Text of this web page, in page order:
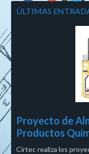
ÚLTIMAS
Proyecto de
Productos
Cirtec realiza los